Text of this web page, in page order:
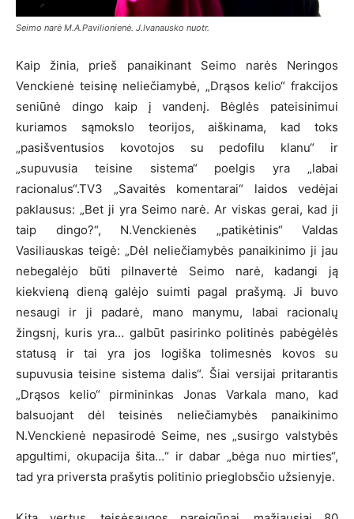
Seimo narė M.A.Pavilionienė. J.Ivanausko nuotr.
Kaip žinia, prieš panaikinant Seimo narės Neringos
Venckienė teisinę neliečiamybė, „Drąsos kelio“ frakcijos
seniūnė dingo kaip į vandenį. Bėglės pateisinimui
kuriamos sąmokslo teorijos, aiškinama, kad toks
„pasišventusios kovotojos su pedofilu klanu“ ir
„supuvusia teisine sistema“ poelgis yra „labai
racionalus“.TV3 „Savaitės komentarai“ laidos vedėjai
paklausus: „Bet ji yra Seimo narė. Ar viskas gerai, kad ji
taip dingo?“, N.Venckienės „patikėtinis“ Valdas
Vasiliauskas teigė: „Dėl neliečiamybės panaikinimo ji jau
nebegalėjo būti pilnavertė Seimo narė, kadangi ją
kiekvieną dieną galėjo suimti pagal prašymą. Ji buvo
nesaugi ir ji padarė, mano manymu, labai racionalų
žingsnį, kuris yra… galbūt pasirinko politinės pabėgėlės
statusą ir tai yra jos logiška tolimesnės kovos su
supuvusia teisine sistema dalis“. Šiai versijai pritarantis
„Drąsos kelio“ pirmininkas Jonas Varkala mano, kad
balsuojant dėl teisinės neliečiamybės panaikinimo
N.Venckienė nepasirodė Seime, nes „susirgo valstybės
apgultimi, okupacija šita…“ ir dabar „bėga nuo mirties“,
tad yra priversta prašytis politinio prieglobsčio užsienyje.